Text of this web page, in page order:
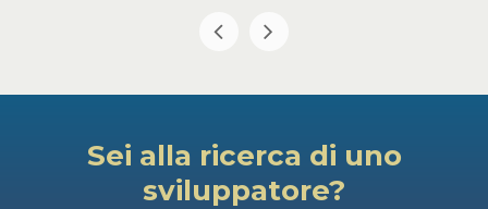
Sei alla ricerca di uno
sviluppatore?